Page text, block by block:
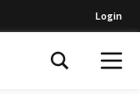
Login